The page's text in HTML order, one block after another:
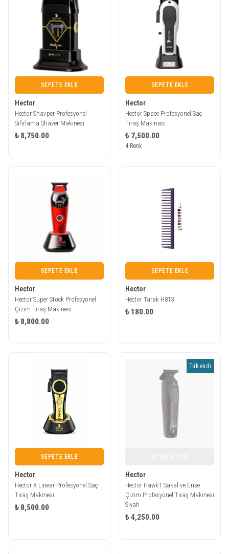
SEPETE EKLE
Hector
Hector Shavper Profesyonel
Sıfırlama Shaver Makinesi
₺ 8,750.00
SEPETE EKLE
Hector
Hector Space Profesyonel Saç
Tıraş Makinası
₺ 7,500.00
4 Renk
SEPETE EKLE
Hector
Hector Super Stock Profesyonel
Çizim Tıraş Makinesi
₺ 8,800.00
SEPETE EKLE
Hector
Hector Tarak H813
₺ 180.00
SEPETE EKLE
Hector
Hector X Linear Profesyonel Saç
Tıraş Makinesi
₺ 8,500.00
Tükendi
Hector
Hector HawkT Sakal ve Ense
Çizim Profesyonel Tıraş Makinesi
Siyah
₺ 4,250.00